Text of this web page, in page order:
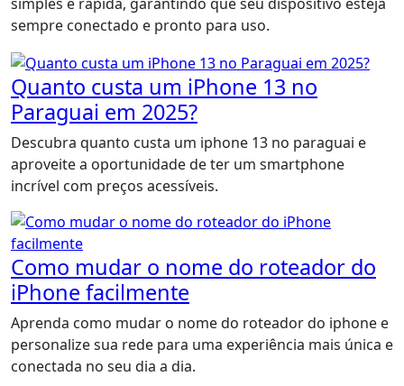
sempre conectado e pronto para uso.
Quanto custa um iPhone 13 no
Paraguai em 2025?
Descubra quanto custa um iphone 13 no paraguai e
aproveite a oportunidade de ter um smartphone
incrível com preços acessíveis.
Como mudar o nome do roteador do
iPhone facilmente
Aprenda como mudar o nome do roteador do iphone e
personalize sua rede para uma experiência mais única e
conectada no seu dia a dia.